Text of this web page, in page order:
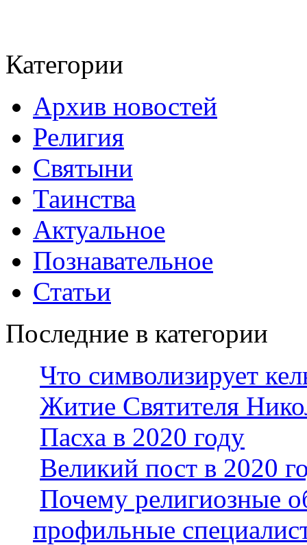
Категории
Архив новостей
Религия
Святыни
Таинства
Актуальное
Познавательное
Статьи
Последние в категории
Что символизирует
Житие Святителя
Пасха в 2020 году
Великий пост в 2020
Почему религиозные
профильные